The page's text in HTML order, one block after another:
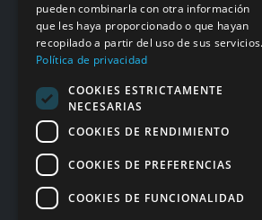
© 2026 InforSystem
pueden combinarla con otra información
que les haya proporcionado o que hayan
recopilado a partir del uso de sus servicios.
Política de privacidad
COOKIES ESTRICTAMENTE
NECESARIAS
COOKIES DE RENDIMIENTO
COOKIES DE PREFERENCIAS
COOKIES DE FUNCIONALIDAD